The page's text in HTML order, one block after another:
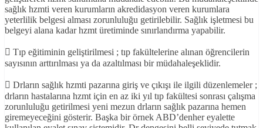
sağlık hzmti veren kurumların akredidasyon veren kurumlara
yeterlilik belgesi alması zorunluluğu getirilebilir. Sağlık işletmesi bu
belgeyi alana kadar hzmt üretiminde sınırlandırma yapabilir.
 Tıp eğitiminin geliştirilmesi ; tıp fakültelerine alınan öğrencilerin
sayısının arttırılması ya da azaltılması bir müdahaleşeklidir.
 Drların sağlık hzmti pazarına giriş ve çıkışı ile ilgili düzenlemeler ;
drların hastalarına hzmt için en az iki yıl tıp fakültesi sonrası çalışma
zorunluluğu getirilmesi yeni mezun drların sağlık pazarına hemen
giremeyeceğini gösterir. Başka bir örnek ABD’denher eyalette